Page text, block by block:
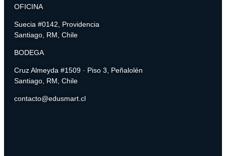
OFICINA
Suecia #0142, Providencia
Santiago, RM, Chile
BODEGA
Cruz Almeyda #1509 · Piso 3, Peñalolén
Santiago, RM, Chile
contacto@edusmart.cl